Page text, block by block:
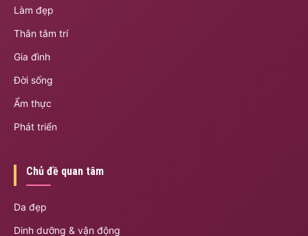
Làm đẹp
Thân tâm trí
Gia đình
Đời sống
Ẩm thực
Phát triển
Chủ đề quan tâm
Da đẹp
Dinh dưỡng & vận động